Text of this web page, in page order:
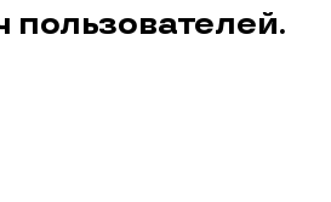
пользователей.